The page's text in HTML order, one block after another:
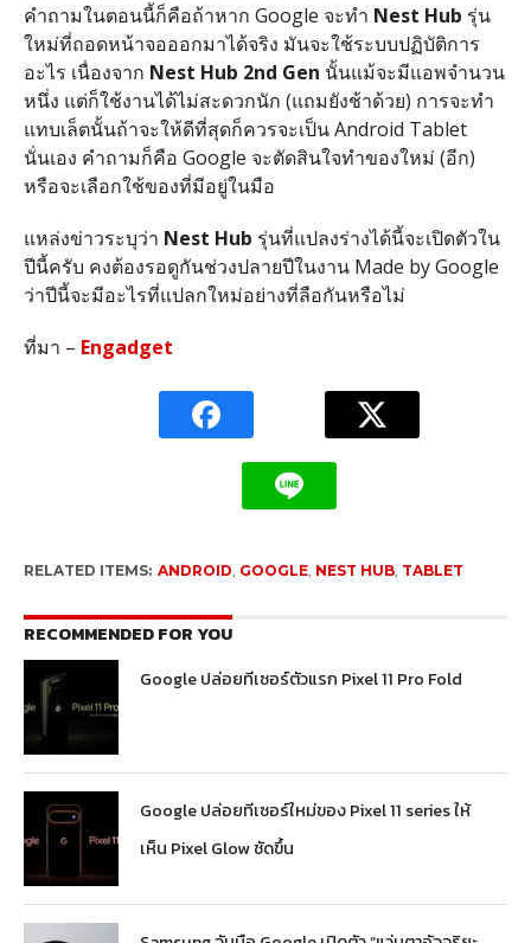
คำถามในตอนนี้ก็คือถ้าหาก Google จะทำ Nest Hub รุ่น
ใหม่ที่ถอดหน้าจอออกมาได้จริง มันจะใช้ระบบปฏิบัติการ
อะไร เนื่องจาก Nest Hub 2nd Gen นั้นแม้จะมีแอพจำนวน
หนึ่ง แต่ก็ใช้งานได้ไม่สะดวกนัก (แถมยังช้าด้วย) การจะทำ
แทบเล็ตนั้นถ้าจะให้ดีที่สุดก็ควรจะเป็น Android Tablet
นั่นเอง คำถามก็คือ Google จะตัดสินใจทำของใหม่ (อีก)
หรือจะเลือกใช้ของที่มีอยู่ในมือ
แหล่งข่าวระบุว่า Nest Hub รุ่นที่แปลงร่างได้นี้จะเปิดตัวใน
ปีนี้ครับ คงต้องรอดูกันช่วงปลายปีในงาน Made by Google
ว่าปีนี้จะมีอะไรที่แปลกใหม่อย่างที่ลือกันหรือไม่
ที่มา – Engadget
RELATED ITEMS: ANDROID GOOGLE, NEST HUB, TABLET
RECOMMENDED FOR YOU
Google ปล่อยทีเซอร์ตัวแรก Pixel 11 Pro Fold
Google ปล่อยทีเซอร์ใหม่ของ Pixel 11 series ให้
เห็น Pixel Glow ชัดขึ้น